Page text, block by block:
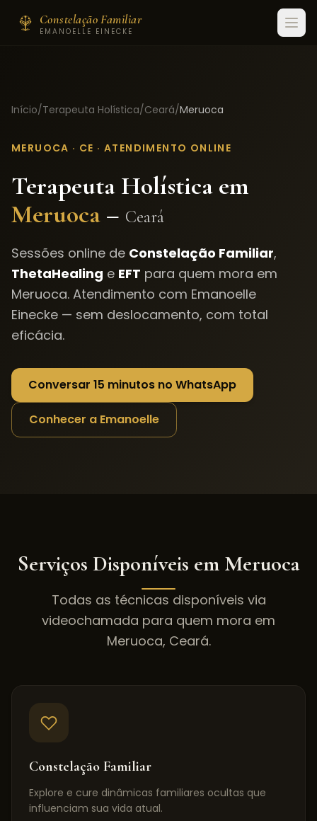
Constelação Familiar
EMANOELLE EINECKE
Início/Terapeuta Holística/Ceará/Meruoca
MERUOCA · CE · ATENDIMENTO ONLINE
Terapeuta Holística em
Meruoca – Ceará
Sessões online de Constelação Familiar,
ThetaHealing e EFT para quem mora em
Meruoca. Atendimento com Emanoelle
Einecke — sem deslocamento, com total
eficácia.
Conversar 15 minutos no WhatsApp
Conhecer a Emanoelle
Serviços Disponíveis em Meruoca
Todas as técnicas disponíveis via
videochamada para quem mora em
Meruoca, Ceará.
Constelação Familiar
Explore e cure dinâmicas familiares ocultas que
influenciam sua vida atual.